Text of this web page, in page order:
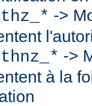
->
->
à la